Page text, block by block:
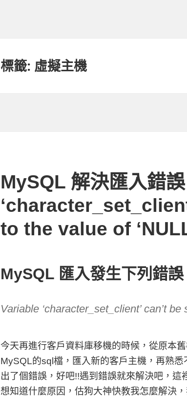
標籤: 虛擬主機
MySQL 解決匯入錯
to the value of
MySQL 匯入發生下列錯誤
Variable ‘character_set_client’ can’t be
今天再進行客戶資料庫移機的時候，從原本
MySQL的sql檔，匯入新的客戶主機，再熟
出了個錯誤，好吧!!遇到錯誤就來解決吧，這
想知道什麼原因，估狗大神快教我怎麼解決